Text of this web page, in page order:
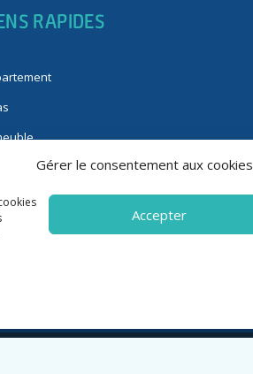
Gérer le consentement aux cookies
Accepter
RAPIDES
de commerce
pro